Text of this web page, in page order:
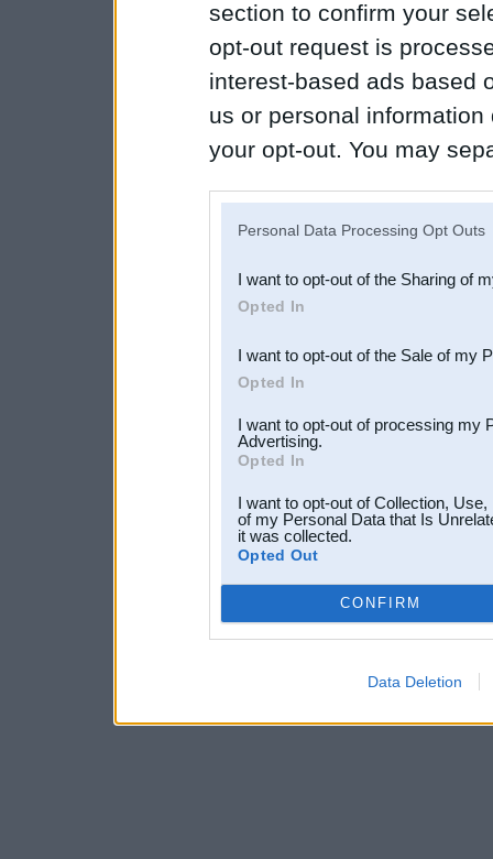
section to confirm your
opt-out request is
interest-based ads based
us or personal
your opt-out. You may
Downstream Participants
third parties.
Personal Data Processing Opt Outs
I want to opt-out of the Sharing of
Opted In
I want to opt-out of the Sale of my
Opted In
I want to opt-out of processing my
Advertising.
Opted In
I want to opt-out of Collection,
of my Personal Data that Is
it was collected.
Opted Out
CONFIRM
Data Deletion